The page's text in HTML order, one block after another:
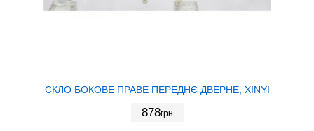
СКЛО БОКОВЕ ПРАВЕ ПЕРЕДНЄ ДВЕРНЕ, XINYI
878грн